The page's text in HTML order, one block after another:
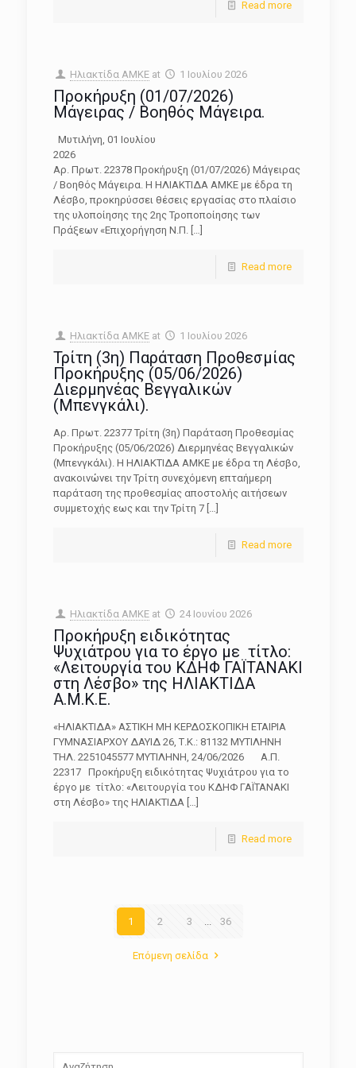
Read more
Ηλιακτίδα ΑΜΚΕ at 1 Ιουλίου 2026
Προκήρυξη (01/07/2026)
Μάγειρας / Βοηθός Μάγειρα.
Μυτιλήνη, 01 Ιουλίου
Αρ. Πρωτ. 22378 Προκήρυξη (01/07/2026) Μάγειρας
/ Βοηθός Μάγειρα. Η ΗΛΙΑΚΤΙΔΑ ΑΜΚΕ με έδρα τη
Λέσβο, προκηρύσσει θέσεις εργασίας στο πλαίσιο
της υλοποίησης της 2ης Τροποποίησης των
Πράξεων «Επιχορήγηση Ν.Π.[…]
Read more
Ηλιακτίδα ΑΜΚΕ at 1 Ιουλίου 2026
Τρίτη (3η) Παράταση Προθεσμίας
Προκήρυξης (05/06/2026)
Διερμηνέας Βεγγαλικών
(Μπενγκάλι).
Αρ. Πρωτ. 22377 Τρίτη (3η) Παράταση Προθεσμίας
Προκήρυξης (05/06/2026) Διερμηνέας Βεγγαλικών
(Μπενγκάλι). Η ΗΛΙΑΚΤΙΔΑ ΑΜΚΕ με έδρα τη Λέσβο,
ανακοινώνει την Τρίτη συνεχόμενη επταήμερη
παράταση της προθεσμίας αποστολής αιτήσεων
συμμετοχής εως και την Τρίτη 7[…]
Read more
Ηλιακτίδα ΑΜΚΕ at 24 Ιουνίου 2026
Προκήρυξη ειδικότητας
Ψυχιάτρου για το έργο με τίτλο:
«Λειτουργία του ΚΔΗΦ ΓΑΪΤΑΝΑΚΙ
στη Λέσβο» της ΗΛΙΑΚΤΙΔΑ
Α.Μ.Κ.Ε.
«ΗΛΙΑΚΤΙΔΑ» ΑΣΤΙΚΗ ΜΗ ΚΕΡΔΟΣΚΟΠΙΚΗ ΕΤΑΙΡΙΑ
ΓΥΜΝΑΣΙΑΡΧΟΥ ΔΑΥΙΔ 26, Τ.Κ.: 81132 ΜΥΤΙΛΗΝΗ
ΤΗΛ. 2251045577 ΜΥΤΙΛΗΝΗ, 24/06/2026 Α.Π.
22317 Προκήρυξη ειδικότητας Ψυχιάτρου για το
έργο με τίτλο: «Λειτουργία του ΚΔΗΦ ΓΑΪΤΑΝΑΚΙ
στη Λέσβο» της ΗΛΙΑΚΤΙΔΑ[…]
Read more
1 2 3 ... 36
Επόμενη σελίδα